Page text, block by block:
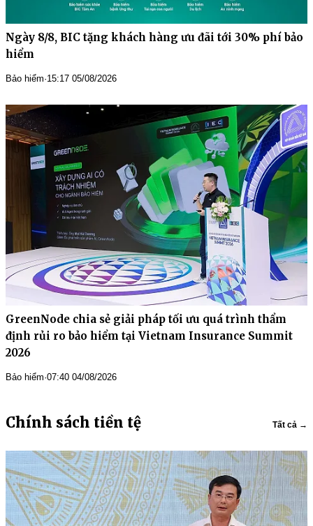
Ngày 8/8, BIC tặng khách hàng ưu đãi tới 30% phí bảo
hiểm
Bảo hiểm·15:17 05/08/2026
GreenNode chia sẻ giải pháp tối ưu quá trình thẩm
định rủi ro bảo hiểm tại Vietnam Insurance Summit
2026
Bảo hiểm·07:40 04/08/2026
Chính sách tiền tệ Tất cả →